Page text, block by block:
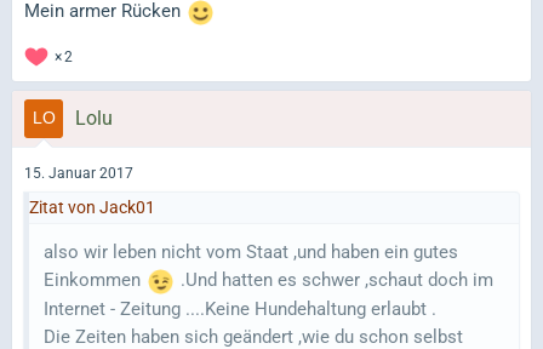
Mein armer Rücken
2
Lolu
15. Januar 2017
Zitat von Jack01
also wir leben nicht vom Staat ,und haben ein gutes
Einkommen
.Und hatten es schwer ,schaut doch im
Internet - Zeitung ....Keine Hundehaltung erlaubt .
Die Zeiten haben sich geändert ,wie du schon selbst